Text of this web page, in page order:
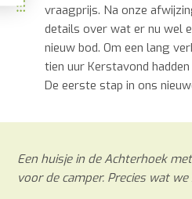
vraagprijs. Na onze
details over wat er nu wel
nieuw bod. Om een lang
tien uur Kerstavond
De eerste stap in ons
Een huisje in de Achterhoek
voor de camper. Precies wat